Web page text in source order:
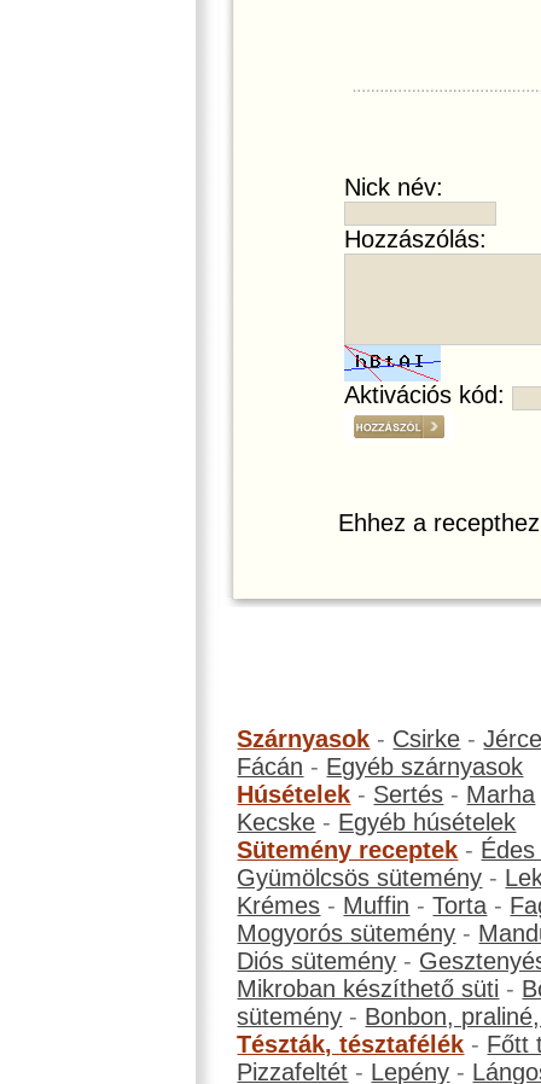
Nick név:
Hozzászólás:
Aktivációs kód:
Ehhez a
Szárnyasok - Csirke -
Fácán - Egyéb szárnyasok
Húsételek - Sertés - Marha
Kecske - Egyéb húsételek
Sütemény receptek -
Gyümölcsös sütemény -
Krémes - Muffin -Torta -
Mogyorós sütemény -
Diós sütemény -
Mikroban készíthető süti -
sütemény - Bonbon,
Tészták, tésztafélék - Főtt
Pizzafeltét - Lepény -